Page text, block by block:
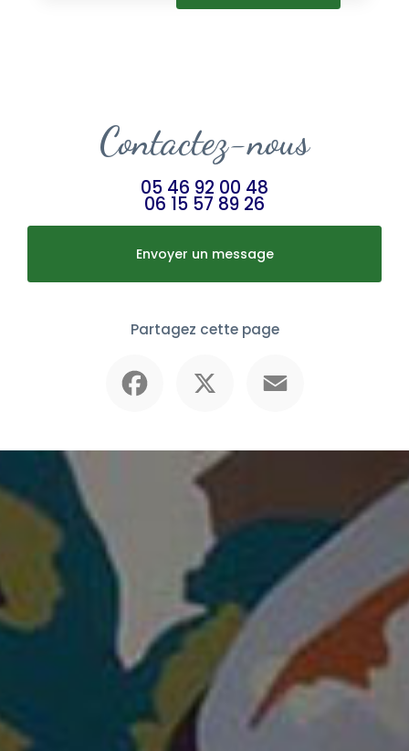
Contactez-nous
05 46 92 00 48
06 15 57 89 26
Envoyer un message
Partagez cette page